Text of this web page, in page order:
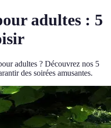
adultes : 5
adultes ? Découvrez nos 5
des soirées amusantes.